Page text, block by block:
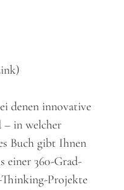
denen innovative
– in welcher
Buch gibt Ihnen
einer 360-Grad-
Thinking-Projekte